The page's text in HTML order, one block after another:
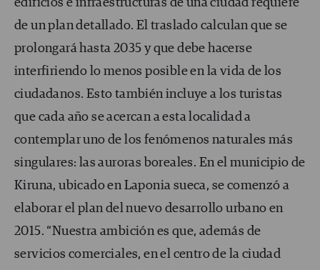
edificios e infraestructuras de una ciudad requiere
de un plan detallado. El traslado calculan que se
prolongará hasta 2035 y que debe hacerse
interfiriendo lo menos posible en la vida de los
ciudadanos. Esto también incluye a los turistas
que cada año se acercan a esta localidad a
contemplar uno de los fenómenos naturales más
singulares: las auroras boreales. En el municipio de
Kiruna, ubicado en Laponia sueca, se comenzó a
elaborar el plan del nuevo desarrollo urbano en
2015. “Nuestra ambición es que, además de
servicios comerciales, en el centro de la ciudad